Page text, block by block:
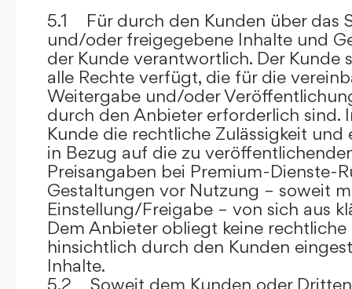
5.1 Für durch den Kunden über das
und/oder freigegebene Inhalte und
der Kunde verantwortlich. Der Kunde
alle Rechte verfügt, die für die
Weitergabe und/oder
durch den Anbieter erforderlich sind.
Kunde die rechtliche Zulässigkeit
in Bezug auf die zu
Preisangaben bei Premium-Dienste-
Gestaltungen vor Nutzung – soweit
Einstellung/Freigabe – von sich aus
Dem Anbieter obliegt keine
hinsichtlich durch den Kunden
Inhalte.
5.2 Soweit dem Kunden oder